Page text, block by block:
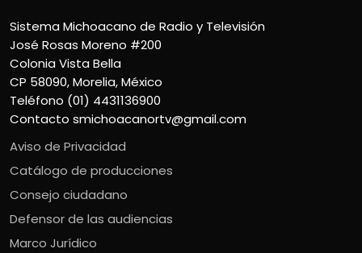
Sistema Michoacano de Radio y Televisión
José Rosas Moreno #200
Colonia Vista Bella
CP 58090, Morelia, México
Teléfono (01) 4431136900
Contacto smichoacanortv@gmail.com
Aviso de Privacidad
Catálogo de producciones
Consejo ciudadano
Defensor de las audiencias
Marco Jurídico